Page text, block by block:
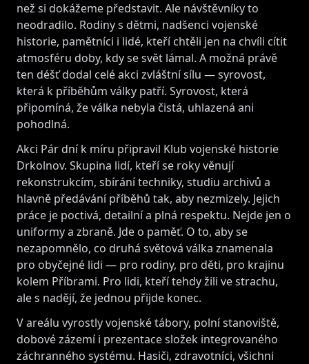
než si dokážeme představit. Ale návštěvníky to
neodradilo. Rodiny s dětmi, nadšenci vojenské
historie, pamětníci i lidé, kteří chtěli jen na chvíli cítit
atmosféru doby, kdy se svět lámal. A možná právě
ten déšť dodal celé akci zvláštní sílu — syrovost,
která k příběhům války patří. Syrovost, která
připomíná, že válka nebyla čistá, uhlazená ani
pohodlná.
Akci Pár dní k míru připravil Klub vojenské historie
Drkolnov. Skupina lidí, kteří se roky věnují
rekonstrukcím, sbírání techniky, studiu archivů a
hlavně předávání příběhů tak, aby nezmizely. Jejich
práce je poctivá, detailní a plná respektu. Nejde jen o
uniformy a zbraně. Jde o paměť. O to, aby se
nezapomnělo, co druhá světová válka znamenala
pro obyčejné lidi — pro rodiny, pro děti, pro krajinu
kolem Příbrami. Pro lidi, kteří tehdy žili ve strachu,
ale s nadějí, že jednou přijde konec.
V areálu vyrostly vojenské tábory, polní stanoviště,
dobové zázemí i prezentace složek integrovaného
záchranného systému. Hasiči, zdravotníci, všichni